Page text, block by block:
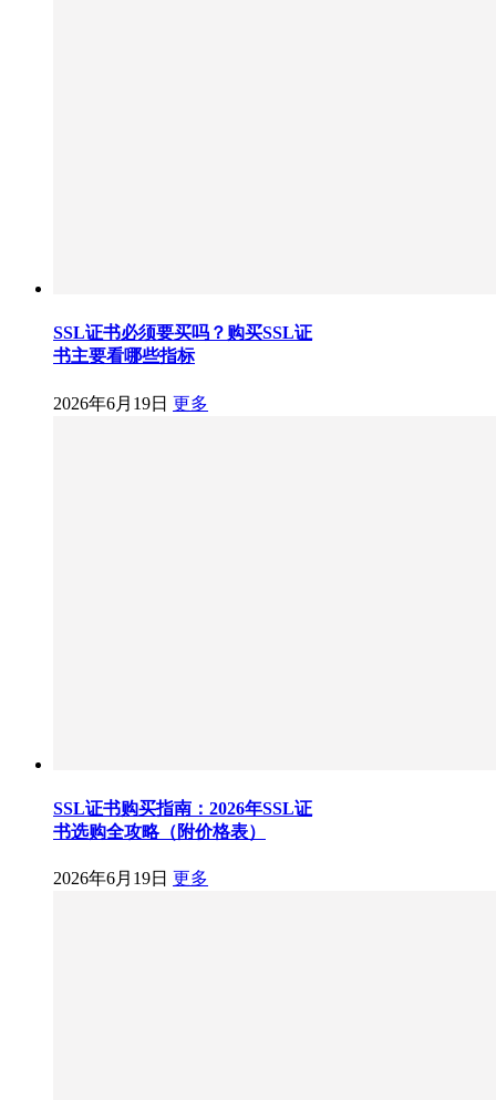
SSL证书必须要买吗？购买SSL证
书主要看哪些指标
2026年6月19日 更多
SSL证书购买指南：2026年SSL证
书选购全攻略（附价格表）
2026年6月19日 更多